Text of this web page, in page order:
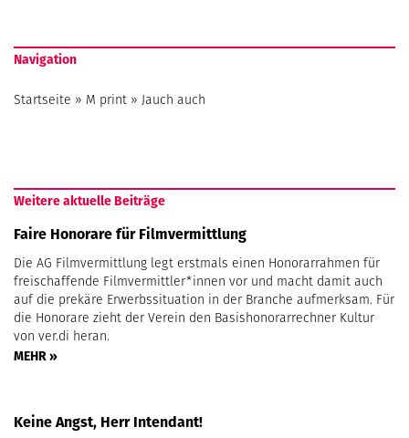
Navigation
Startseite » M print » Jauch auch
Weitere aktuelle Beiträge
Faire Honorare für Filmvermittlung
Die AG Filmvermittlung legt erstmals einen Honorarrahmen für
freischaffende Filmvermittler*innen vor und macht damit auch
auf die prekäre Erwerbssituation in der Branche aufmerksam. Für
die Honorare zieht der Verein den Basishonorarrechner Kultur
von ver.di heran.
MEHR »
Keine Angst, Herr Intendant!